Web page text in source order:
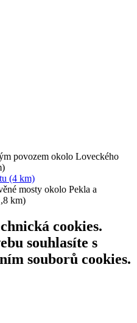
povozem okolo Loveckého
(4 km)
mosty okolo Pekla a
km)
cookies.
souhlasíte s
souborů cookies.